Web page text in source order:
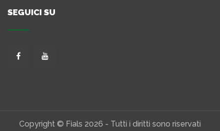
SEGUICI SU
Copyright © Fials 2026 - Tutti i diritti sono riservati